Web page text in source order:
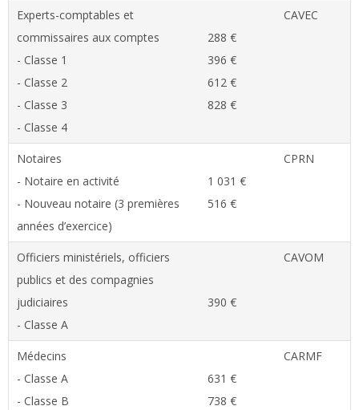
Experts-comptables et
commissaires aux comptes
- Classe 1
- Classe 2
- Classe 3
- Classe 4
288 €
396 €
612 €
828 €
CAVEC
Notaires
- Notaire en activité
- Nouveau notaire (3 premières
années d’exercice)
1 031 €
516 €
CPRN
Officiers ministériels, officiers
publics et des compagnies
judiciaires
- Classe A
390 €
CAVOM
Médecins
- Classe A
- Classe B
631 €
738 €
CARMF